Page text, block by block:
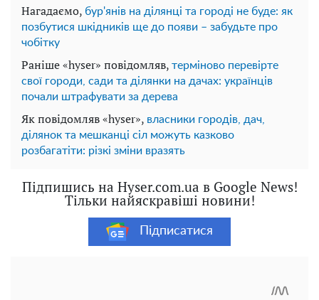
Нагадаємо, бур'янів на ділянці та городі не буде: як
позбутися шкідників ще до появи – забудьте про
чобітку
Раніше «hyser» повідомляв, терміново перевірте
свої городи, сади та ділянки на дачах: українців
почали штрафувати за дерева
Як повідомляв «hyser», власники городів, дач,
ділянок та мешканці сіл можуть казково
розбагатіти: різкі зміни вразять
Підпишись на Hyser.com.ua в Google News!
Тільки найяскравіші новини!
Підписатися